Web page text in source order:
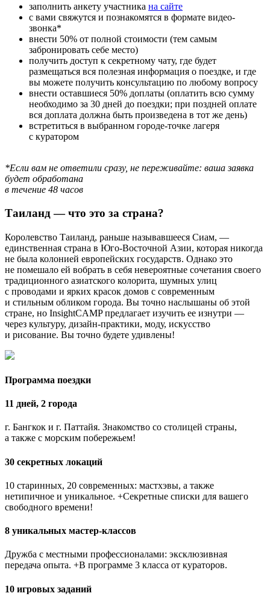
заполнить анкету участника на сайте
с вами свяжутся и познакомятся в формате видео-
звонка*
внести 50% от полной стоимости (тем самым
забронировать себе место)
получить доступ к секретному чату, где будет
размещаться вся полезная информация о поездке, и где
вы можете получить консультацию по любому вопросу
внести оставшиеся 50% доплаты (оплатить всю сумму
необходимо за 30 дней до поездки; при поздней оплате
вся доплата должна быть произведена в тот же день)
встретиться в выбранном городе-точке лагеря
с куратором
*Если вам не ответили сразу, не переживайте: ваша заявка
будет обработана
в течение 48 часов
Таиланд — что это за страна?
Королевство Таиланд, раньше называвшееся Сиам, —
единственная страна в Юго-Восточной Азии, которая никогда
не была колонией европейских государств. Однако это
не помешало ей вобрать в себя невероятные сочетания своего
традиционного азиатского колорита, шумных улиц
с проводами и ярких красок домов с современным
и стильным обликом города. Вы точно наслышаны об этой
стране, но InsightCAMP предлагает изучить ее изнутри —
через культуру, дизайн-практики, моду, искусство
и рисование. Вы точно будете удивлены!
Программа поездки
11 дней, 2 города
г. Бангкок и г. Паттайя. Знакомство со столицей страны,
а также с морским побережьем!
30 секретных локаций
10 старинных, 20 современных: мастхэвы, а также
нетипичное и уникальное. +Секретные списки для вашего
свободного времени!
8 уникальных мастер-классов
Дружба с местными профессионалами: эксклюзивная
передача опыта. +В программе 3 класса от кураторов.
10 игровых заданий